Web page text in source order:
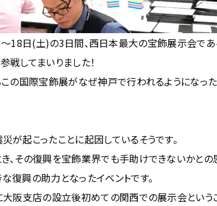
18日(土)の3日間、西日本最大の宝飾展示会であ
戦してまいりました！
の国際宝飾展がなぜ神戸で行われるようになっ
が起こったことに起因しているそうです。
、その復興を宝飾業界でも手助けできないかとの
復興の助力となったイベントです。
阪支店の設立後初めての関西での展示会という